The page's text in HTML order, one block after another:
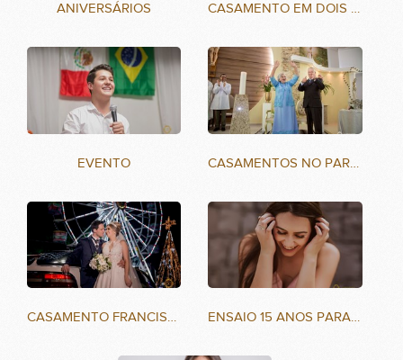
ANIVERSÁRIOS CASAMENTO EM DOIS VIZINHOS
EVENTO CASAMENTOS NO PARANÁ
CASAMENTO FRANCISCO BELTRÃO-PR ENSAIO 15 ANOS PARANÁ